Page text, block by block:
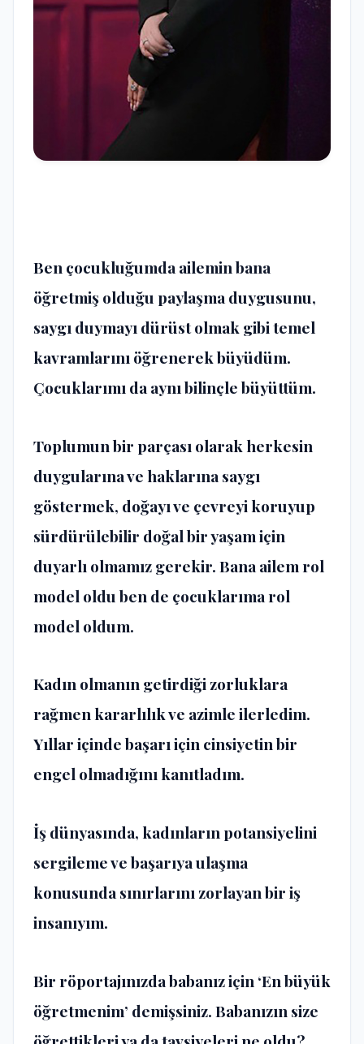
Ben çocukluğumda ailemin bana
öğretmiş olduğu paylaşma duygusunu,
saygı duymayı dürüst olmak gibi temel
kavramlarını öğrenerek büyüdüm.
Çocuklarımı da aynı bilinçle büyüttüm.
Toplumun bir parçası olarak herkesin
duygularına ve haklarına saygı
göstermek, doğayı ve çevreyi koruyup
sürdürülebilir doğal bir yaşam için
duyarlı olmamız gerekir. Bana ailem rol
model oldu ben de çocuklarıma rol
model oldum.
Kadın olmanın getirdiği zorluklara
rağmen kararlılık ve azimle ilerledim.
Yıllar içinde başarı için cinsiyetin bir
engel olmadığını kanıtladım.
İş dünyasında, kadınların potansiyelini
sergileme ve başarıya ulaşma
konusunda sınırlarını zorlayan bir iş
insanıyım.
Bir röportajınızda babanız için ‘En büyük
öğretmenim’ demişsiniz. Babanızın size